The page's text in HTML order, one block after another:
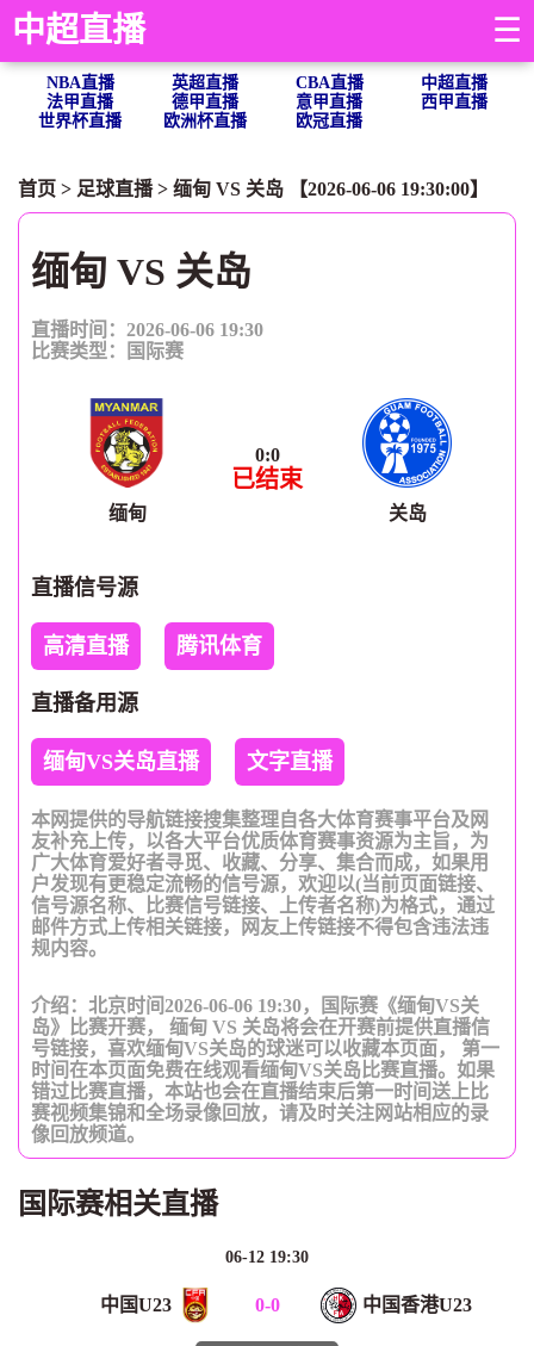
中超直播 ☰
NBA直播 英超直播 CBA直播
中超直播
法甲直播
德甲直播 意甲直播
西甲直播
世界杯直播
欧洲杯直播 欧冠直播
首页 > 足球直播> 缅甸 VS 关岛 【2026-06-06 19:30:00】
缅甸 VS 关岛
直播时间：2026-06-06 19:30
比赛类型：
国际赛
缅甸
0:0
已结束
关岛
直播信号源
高清直播 腾讯体育
直播备用源
缅甸VS关岛直播 文字直播
本网提供的导航链接搜集整理自各大体育赛事平台及网
友补充上传，以各大平台优质体育赛事资源为主旨，为
广大体育爱好者寻觅、收藏、分享、集合而成，如果用
户发现有更稳定流畅的信号源，欢迎以(当前页面链接、
信号源名称、比赛信号链接、上传者名称)为格式，通过
邮件方式上传相关链接，网友上传链接不得包含违法违
规内容。
介绍：北京时间2026-06-06 19:30，国际赛《缅甸VS关
岛》比赛开赛， 缅甸 VS 关岛将会在开赛前提供直播信
号链接，喜欢缅甸VS关岛的球迷可以收藏本页面， 第一
时间在本页面免费在线观看缅甸VS关岛比赛直播。如果
错过比赛直播，本站也会在直播结束后第一时间送上比
赛视频集锦和全场录像回放，请及时关注网站相应的录
像回放频道。
国际赛相关直播
06-12 19:30
中国U23 0-0 中国香港U23